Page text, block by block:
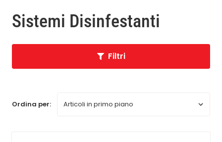
Sistemi Disinfestanti
Filtri
Ordina per: